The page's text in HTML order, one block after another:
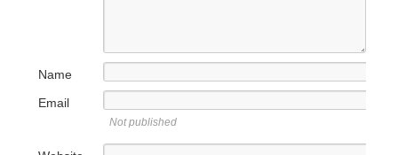
Name
Email
Not published